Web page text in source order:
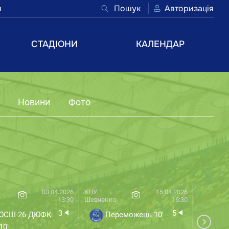
Пошук Авторизація
СТАДІОНИ КАЛЕНДАР
Новини Фото
03.04.2026
13:30
26-ДЮФК
3
КНУ
Шевченко
15.04.2026
16:30
Переможець 10' 5